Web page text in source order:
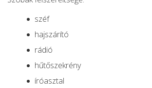
széf
hajszárító
rádió
hűtőszekrény
íróasztal